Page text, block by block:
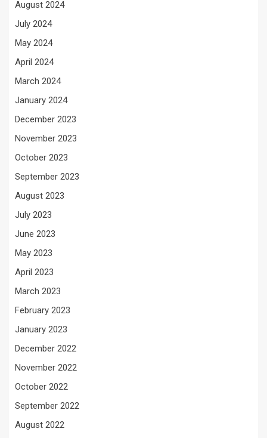
August 2024
July 2024
May 2024
April 2024
March 2024
January 2024
December 2023
November 2023
October 2023
September 2023
August 2023
July 2023
June 2023
May 2023
April 2023
March 2023
February 2023
January 2023
December 2022
November 2022
October 2022
September 2022
August 2022